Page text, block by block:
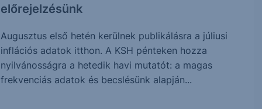
előrejelzésünk
Augusztus első hetén kerülnek publikálásra a júliusi
inflációs adatok itthon. A KSH pénteken hozza
nyilvánosságra a hetedik havi mutatót: a magas
frekvenciás adatok és becslésünk alapján...